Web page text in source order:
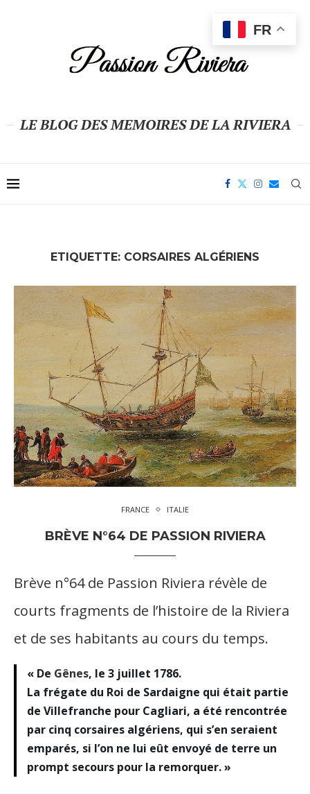
LE BLOG DES MEMOIRES DE LA RIVIERA
ETIQUETTE: CORSAIRES ALGÉRIENS
FRANCE ITALIE
BRÈVE N°64 DE PASSION RIVIERA
Brève n°64 de Passion Riviera révèle de
courts fragments de l’histoire de la Riviera
et de ses habitants au cours du temps.
« De Gênes, le 3 juillet 1786.
La frégate du Roi de Sardaigne qui était partie
de Villefranche pour Cagliari, a été rencontrée
par cinq corsaires algériens, qui s’en seraient
emparés, si l’on ne lui eût envoyé de terre un
prompt secours pour la remorquer. »
FR